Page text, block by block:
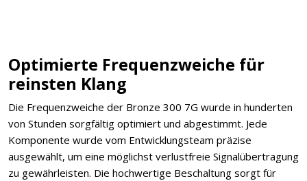
Optimierte Frequenzweiche für
reinsten Klang
Die Frequenzweiche der Bronze 300 7G wurde in hunderten
von Stunden sorgfältig optimiert und abgestimmt. Jede
Komponente wurde vom Entwicklungsteam präzise
ausgewählt, um eine möglichst verlustfreie Signalübertragung
zu gewährleisten. Die hochwertige Beschaltung sorgt für